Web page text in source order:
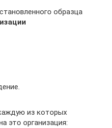
образца
из которых
это организация: